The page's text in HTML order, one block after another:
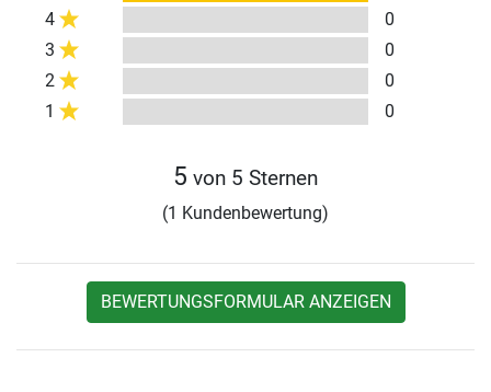
4
0
3
0
2
0
1
0
5 von 5 Sternen
(1 Kundenbewertung)
BEWERTUNGSFORMULAR ANZEIGEN